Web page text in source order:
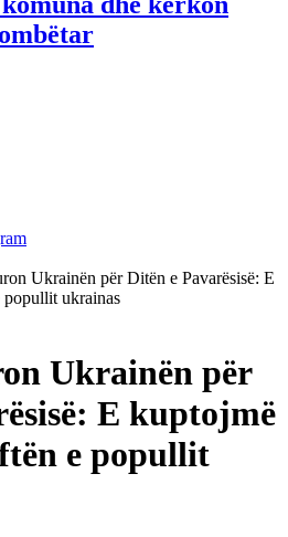
Ukrainën për Ditën e Pavarësisë: E
ukrainas
Ukrainën për
E kuptojmë
e popullit